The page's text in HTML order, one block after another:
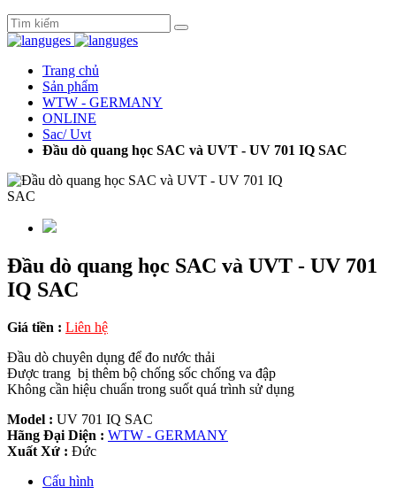
Trang chủ
Sản phẩm
WTW - GERMANY
ONLINE
Sac/ Uvt
Đầu dò quang học SAC và UVT - UV 701 IQ SAC
Đầu dò quang học SAC và UVT - UV 701
IQ SAC
Giá tiền : Liên hệ
Đầu dò chuyên dụng để đo nước thải
Được trang bị thêm bộ chống sốc chống va đập
Không cần hiệu chuẩn trong suốt quá trình sử dụng
Model : UV 701 IQ SAC
Hãng Đại Diện : WTW - GERMANY
Xuất Xứ : Đức
Cấu hình